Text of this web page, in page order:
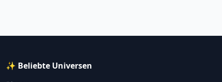
✨ Beliebte Universen